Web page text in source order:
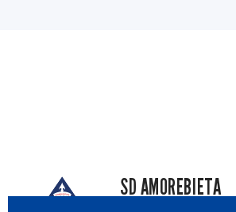
SD AMOREBIETA